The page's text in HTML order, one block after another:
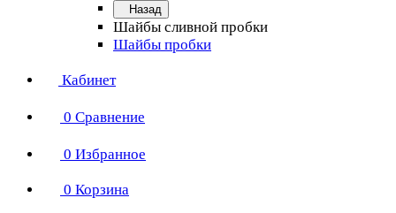
Назад
Шайбы сливной пробки
Шайбы пробки
Кабинет
0 Сравнение
0 Избранное
0 Корзина